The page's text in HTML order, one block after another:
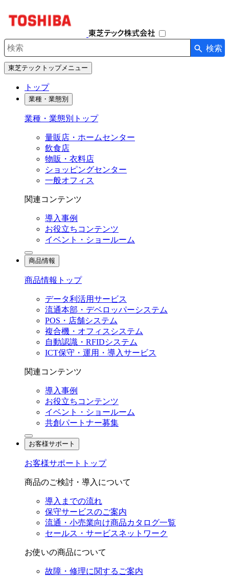
ー
検索キーワード入力 検索
東芝テックトップメニュー
トップ
業種・業態別
業種・業態別トップ
量販店・ホームセンター
飲食店
物販・衣料店
ショッピングセンター
一般オフィス
関連コンテンツ
導入事例
お役立ちコンテンツ
イベント・ショールーム
商品情報
商品情報トップ
データ利活用サービス
流通本部・デベロッパーシステム
POS・店舗システム
複合機・オフィスシステム
自動認識・RFIDシステム
ICT保守・運用・導入サービス
関連コンテンツ
導入事例
お役立ちコンテンツ
イベント・ショールーム
共創パートナー募集
お客様サポート
お客様サポートトップ
商品のご検討・導入について
導入までの流れ
保守サービスのご案内
流通・小売業向け商品カタログ一覧
セールス・サービスネットワーク
お使いの商品について
故障・修理に関するご案内